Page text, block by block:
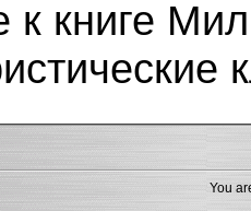
к книге
You